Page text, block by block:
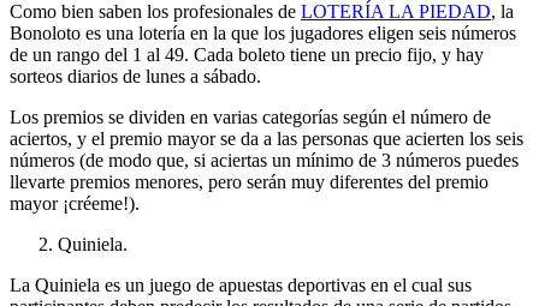
Como bien saben los profesionales de LOTERÍA LA PIEDAD, la
Bonoloto es una lotería en la que los jugadores eligen seis números
de un rango del 1 al 49. Cada boleto tiene un precio fijo, y hay
sorteos diarios de lunes a sábado.
Los premios se dividen en varias categorías según el número de
aciertos, y el premio mayor se da a las personas que acierten los seis
números (de modo que, si aciertas un mínimo de 3 números puedes
llevarte premios menores, pero serán muy diferentes del premio
mayor ¡créeme!).
Quiniela.
La Quiniela es un juego de apuestas deportivas en el cual sus